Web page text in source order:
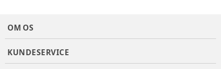
OM OS
KUNDESERVICE